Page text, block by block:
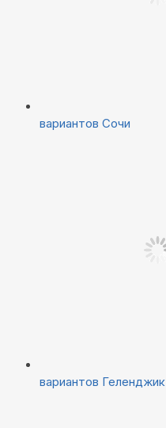
вариантов Сочи
вариантов Геленджик